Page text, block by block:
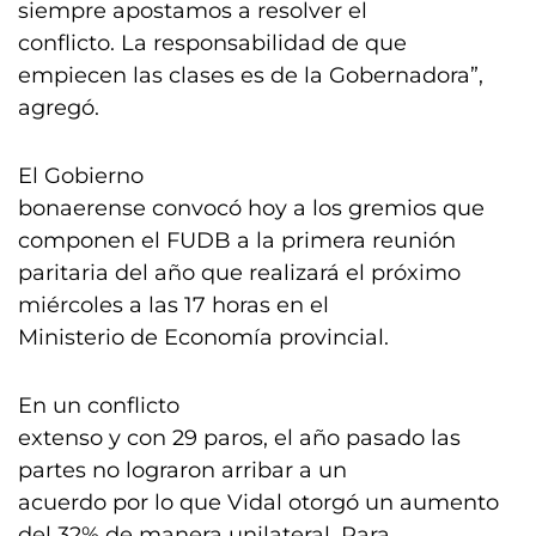
siempre apostamos a resolver el
conflicto. La responsabilidad de que
empiecen las clases es de la Gobernadora”,
agregó.
El Gobierno
bonaerense convocó hoy a los gremios que
componen el FUDB a la primera reunión
paritaria del año que realizará el próximo
miércoles a las 17 horas en el
Ministerio de Economía provincial.
En un conflicto
extenso y con 29 paros, el año pasado las
partes no lograron arribar a un
acuerdo por lo que Vidal otorgó un aumento